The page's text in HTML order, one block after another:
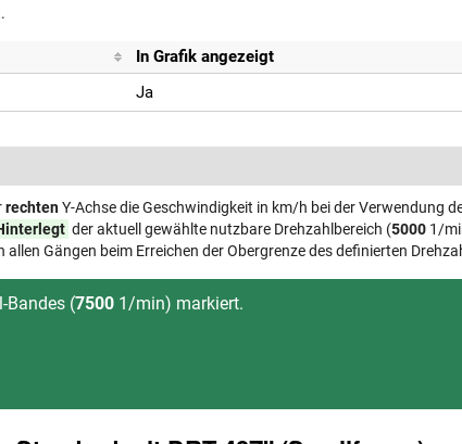
In Grafik angezeigt
Ja
rechtenY-Achse die Geschwindigkeit in km/h bei der Verwendung
der aktuell gewählte nutzbare Drehzahlbereich (5000 1/
Gängen beim Erreichen der Obergrenze des definierten
Bandes (7500 1/min) markiert.